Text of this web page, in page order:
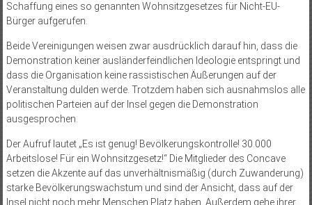
Schaffung eines so genannten Wohnsitzgesetzes für Nicht-EU-
Bürger aufgerufen.
Beide Vereinigungen weisen zwar ausdrücklich darauf hin, dass die
Demonstration keiner ausländerfeindlichen Ideologie entspringt und
dass die Organisation keine rassistischen Äußerungen auf der
Veranstaltung dulden werde. Trotzdem haben sich ausnahmslos alle
politischen Parteien auf der Insel gegen die Demonstration
ausgesprochen.
Der Aufruf lautet „Es ist genug! Bevölkerungskontrolle! 30.000
Arbeitslose! Für ein Wohnsitzgesetz!“ Die Mitglieder des Concave
setzen die Akzente auf das unverhältnismäßig (durch Zuwanderung)
starke Bevölkerungswachstum und sind der Ansicht, dass auf der
Insel nicht noch mehr Menschen Platz haben. Außerdem gehe ihrer